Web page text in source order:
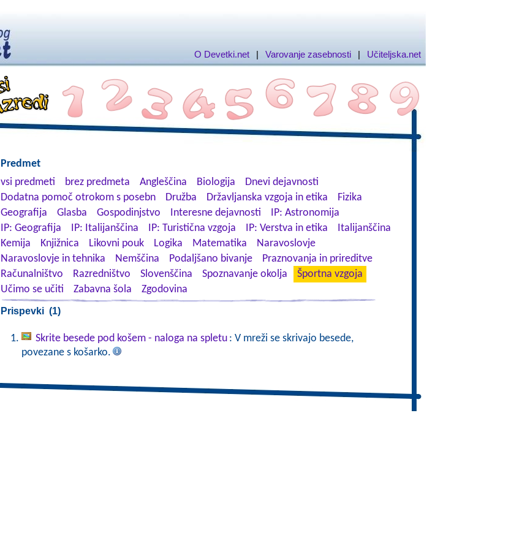
O Devetki.net | Varovanje zasebnosti | Učiteljska.net
Predmet
vsi predmeti
brez predmeta Angleščina Biologija
Dnevi dejavnosti
Dodatna pomoč otrokom s posebn
Družba Državljanska vzgoja in etika
Fizika
Geografija
Glasba Gospodinjstvo Interesne dejavnosti
IP: Astronomija
IP: Geografija
IP: Italijanščina IP: Turistična vzgoja IP: Verstva in etika
Italijanščina
Kemija
Knjižnica Likovni pouk Logika Matematika
Naravoslovje
Naravoslovje in tehnika
Nemščina Podaljšano bivanje
Praznovanja in prireditve
Računalništvo
Razredništvo Slovenščina Spoznavanje okolja
Športna vzgoja
Učimo se učiti
Zabavna šola Zgodovina
Prispevki (1)
Skrite besede pod košem - naloga na spletu : V mreži se skrivajo besede,
povezane s košarko.